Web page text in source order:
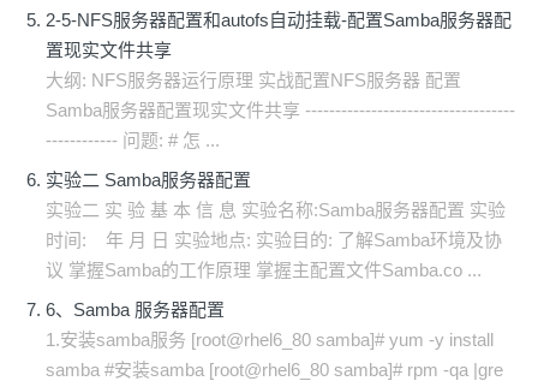
2-5-NFS服务器配置和autofs自动挂载-配置Samba服务器配
置现实文件共享
大纲: NFS服务器运行原理 实战配置NFS服务器 配置
Samba服务器配置现实文件共享 -----------------------------------
------------ 问题: # 怎 ...
实验二 Samba服务器配置
实验二 实 验 基 本 信 息 实验名称:Samba服务器配置 实验
时间: 年 月 日 实验地点: 实验目的: 了解Samba环境及协
议 掌握Samba的工作原理 掌握主配置文件Samba.co ...
6、Samba 服务器配置
1.安装samba服务 [root@rhel6_80 samba]# yum -y install
samba #安装samba [root@rhel6_80 samba]# rpm -qa |gre